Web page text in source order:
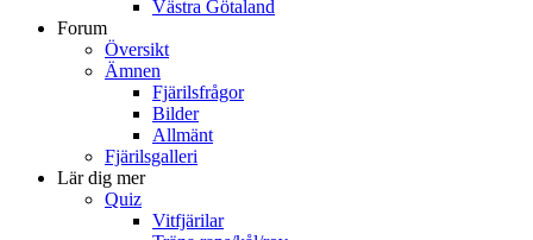
Västra Götaland
Forum
Översikt
Ämnen
Fjärilsfrågor
Bilder
Allmänt
Fjärilsgalleri
Lär dig mer
Quiz
Vitfjärilar